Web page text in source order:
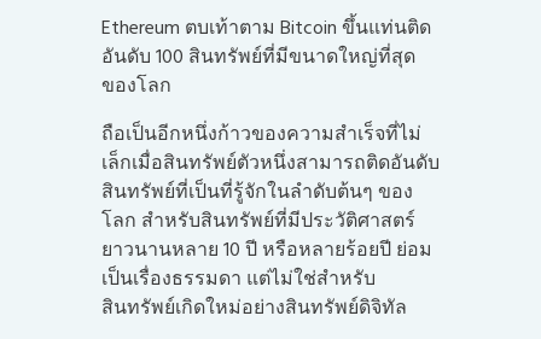
Ethereum ตบเท้าตาม Bitcoin ขึ้นแท่นติด
อันดับ 100 สินทรัพย์ที่มีขนาดใหญ่ที่สุด
ของโลก
ถือเป็นอีกหนึ่งก้าวของความสำเร็จที่ไม่
เล็กเมื่อสินทรัพย์ตัวหนึ่งสามารถติดอันดับ
สินทรัพย์ที่เป็นที่รู้จักในลำดับต้นๆ ของ
โลก สำหรับสินทรัพย์ที่มีประวัติศาสตร์
ยาวนานหลาย 10 ปี หรือหลายร้อยปี ย่อม
เป็นเรื่องธรรมดา แต่ไม่ใช่สำหรับ
สินทรัพย์เกิดใหม่อย่างสินทรัพย์ดิจิทัล